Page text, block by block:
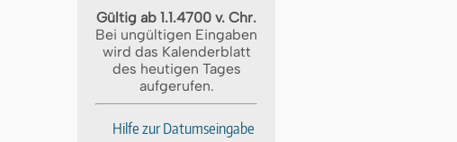
Gültig ab 1.1.4700 v. Chr.
Bei ungültigen Eingaben
wird das Kalenderblatt
des heutigen Tages
aufgerufen.
Hilfe zur Datumseingabe